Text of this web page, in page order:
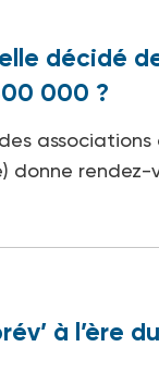
décidé
000 ?
associations
donne rendez-
à l’ère du